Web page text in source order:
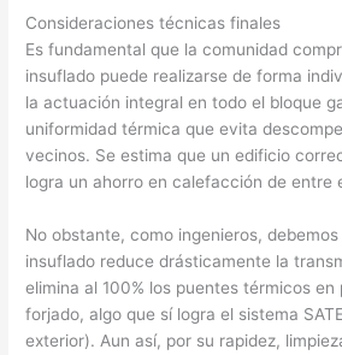
Consideraciones técnicas finales
Es fundamental que la comunidad
insuflado puede realizarse de forma
la actuación integral en todo el bloque
uniformidad térmica que evita
vecinos. Se estima que un edificio
logra un ahorro en calefacción de entre
No obstante, como ingenieros,
insuflado reduce drásticamente la
elimina al 100% los puentes térmicos en
forjado, algo que sí logra el sistema
exterior). Aun así, por su rapidez,